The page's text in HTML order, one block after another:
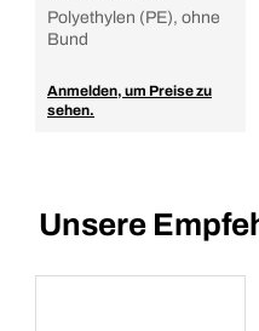
Polyethylen (PE), ohne
Bund
Anmelden, um Preise zu
sehen.
Unsere